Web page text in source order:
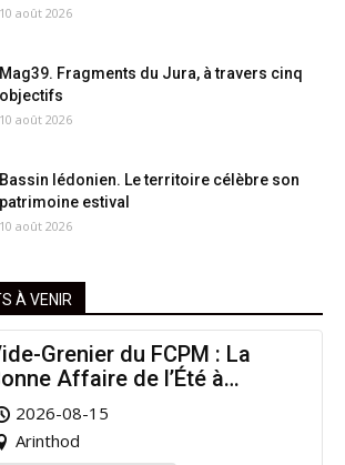
10 août 2026
Mag39. Fragments du Jura, à travers cinq
objectifs
10 août 2026
Bassin lédonien. Le territoire célèbre son
patrimoine estival
10 août 2026
À VENIR
Grenier du FCPM : La
Affaire de l’Été à
!
2026-08-15
Arinthod